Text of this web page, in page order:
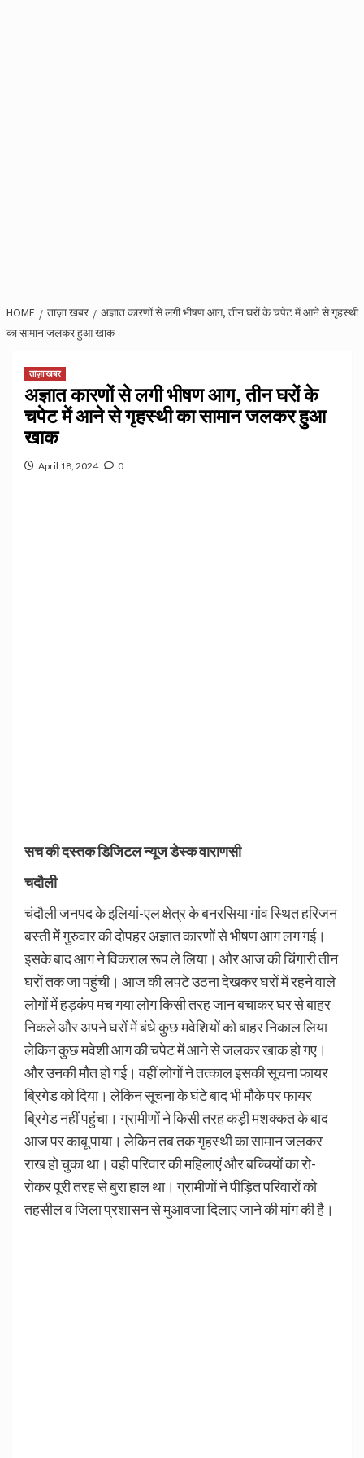
HOME ताज़ा खबर
अज्ञात कारणों से लगी भीषण आग, तीन घरों के चपेट में आने से गृहस्थी
का सामान जलकर हुआ खाक
ताज़ा खबर
अज्ञात कारणों से लगी भीषण आग, तीन घरों के
चपेट में आने से गृहस्थी का सामान जलकर हुआ
खाक
April 18, 2024 0
सच की दस्तक डिजिटल न्यूज डेस्क वाराणसी
चदौली
चंदौली जनपद के इलियां-एल क्षेत्र के बनरसिया गांव स्थित हरिजन
बस्ती में गुरुवार की दोपहर अज्ञात कारणों से भीषण आग लग गई।
इसके बाद आग ने विकराल रूप ले लिया। और आज की चिंगारी तीन
घरों तक जा पहुंची। आज की लपटे उठना देखकर घरों में रहने वाले
लोगों में हड़कंप मच गया लोग किसी तरह जान बचाकर घर से बाहर
निकले और अपने घरों में बंधे कुछ मवेशियों को बाहर निकाल लिया
लेकिन कुछ मवेशी आग की चपेट में आने से जलकर खाक हो गए।
और उनकी मौत हो गई। वहीं लोगों ने तत्काल इसकी सूचना फायर
ब्रिगेड को दिया। लेकिन सूचना के घंटे बाद भी मौके पर फायर
ब्रिगेड नहीं पहुंचा। ग्रामीणों ने किसी तरह कड़ी मशक्कत के बाद
आज पर काबू पाया। लेकिन तब तक गृहस्थी का सामान जलकर
राख हो चुका था। वही परिवार की महिलाएं और बच्चियों का रो-
रोकर पूरी तरह से बुरा हाल था। ग्रामीणों ने पीड़ित परिवारों को
तहसील व जिला प्रशासन से मुआवजा दिलाए जाने की मांग की है।